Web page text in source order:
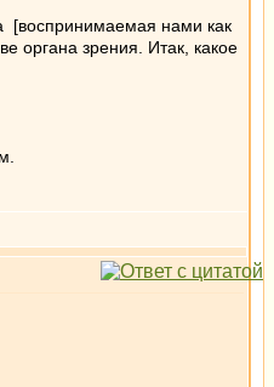
[воспринимаемая нами как
органа зрения. Итак, какое